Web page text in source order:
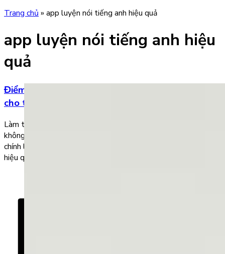
Trang chủ » app luyện nói tiếng anh hiệu quả
app luyện nói tiếng anh hiệu
quả
Điểm danh 5 phần mềm luyện nói tiếng Anh free
cho trẻ em
Làm thế nào để bé có thể nói tiếng Anh như người bản xứ mà
không cần đến trung tâm? Ứng dụng dạy giao tiếp tiếng Anh
chính là giải pháp tối ưu để các bé có thể phát triển kỹ năng nói
hiệu quả. Sau đây là 5 phần mềm luyện nói tiếng Anh […]